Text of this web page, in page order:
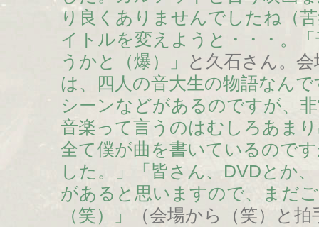
り良くありませんでしたね（
イトルを変えようと・・・。
うかと（爆）」
と久石さん。
は、四人の音大生の物語なん
シーンなどがあるのですが、
音楽って言うのはむしろあま
全て僕が曲を書いているので
した。」「皆さん、DVDとか
があると思いますので、まだ
（笑）」
（会場から（笑）と